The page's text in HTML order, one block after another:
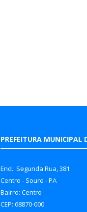
PREFEITURA MUNICIPAL
End.: Segunda Rua, 381
Centro - Soure - PA
Bairro: Centro
CEP: 68870-000